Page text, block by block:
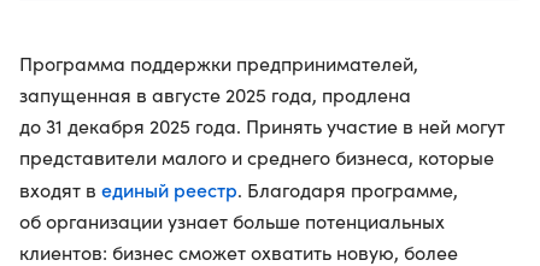
Программа поддержки предпринимателей,
запущенная в августе 2025 года, продлена
до 31 декабря 2025 года. Принять участие в ней могут
представители малого и среднего бизнеса, которые
входят в единый реестр. Благодаря программе,
об организации узнает больше потенциальных
клиентов: бизнес сможет охватить новую, более